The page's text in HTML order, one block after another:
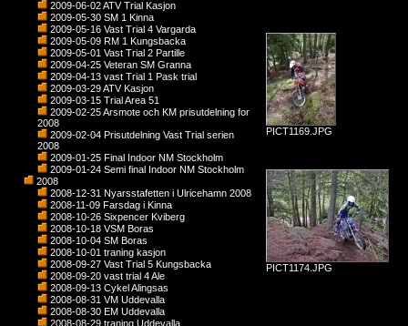
2009-06-02 ATV Trial Kasjon
2009-05-30 SM 1 Kinna
2009-05-16 Vast Trial 4 Vargarda
2009-05-09 RM 1 Kungsbacka
2009-05-01 Vast Trial 2 Partille
2009-04-25 Veteran SM Granna
2009-04-13 vast Trial 1 Pask trial
2009-03-29 ATV Kasjon
2009-03-15 Trial Area 51
2009-02-25 Arsmote och KM prisutdelning for
2008
2009-02-04 Prisutdelning Vast Trial serien
2008
2009-01-25 Final Indoor NM Stockholm
2009-01-24 Semi final Indoor NM Stockholm
2008
2008-12-31 Nyarsstafetten i Ulricehamn 2008
2008-11-09 Farsdag i Kinna
2008-10-26 Sixpencer Kviberg
2008-10-18 VSM Boras
2008-10-04 SM Boras
2008-10-01 traning kasjon
2008-09-27 Vast Trial 5 Kungsbacka
2008-09-20 vast trial 4 Ale
2008-09-13 Cykel Alingsas
2008-08-31 VM Uddevalla
2008-08-30 EM Uddevalla
2008-08-29 traning Uddevalla
PICT1169.JPG
PICT1174.JPG